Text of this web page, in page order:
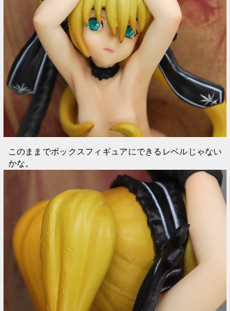
このままでボックスフィギュアにできるレベルじゃない
かな。